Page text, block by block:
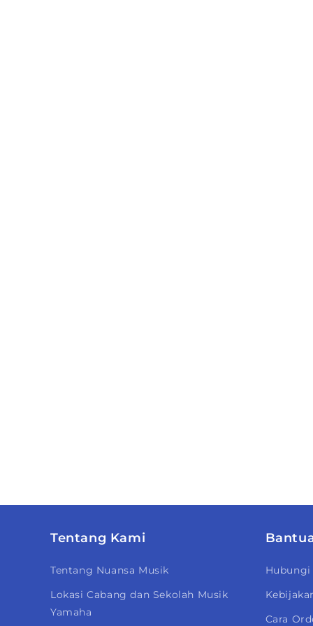
Tentang Kami
Tentang Nuansa Musik
Lokasi Cabang dan Sekolah Musik
Yamaha
Hubungi
Cara